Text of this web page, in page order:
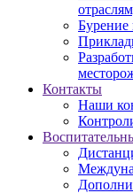
Бурение
Контакты
Наши